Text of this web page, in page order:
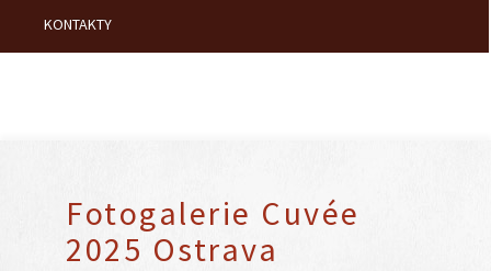
KONTAKTY
Fotogalerie Cuvée
2025 Ostrava